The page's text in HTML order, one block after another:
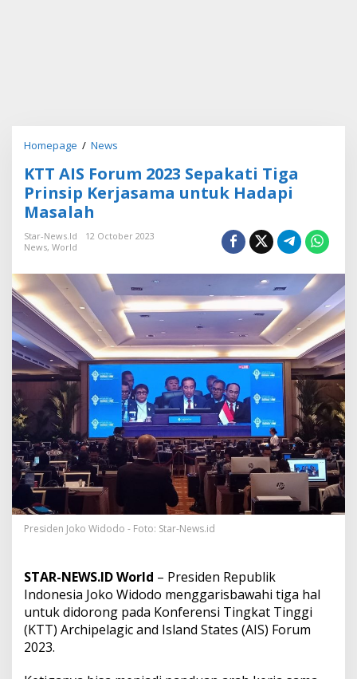
Homepage / News
T
A
I
F
u
2
0
2
3
S
e
p
a
k
a
t
g
a
P
n
s
p
K
KTT AIS Forum 2023 Sepakati Tiga
Prinsip Kerjasama untuk Hadapi
Masalah
Star-News.id
12 October 2023
News, World
Presiden Joko Widodo - Foto: Star-News.id
STAR-NEWS.ID World – Presiden Republik
Indonesia Joko Widodo menggarisbawahi tiga hal
untuk didorong pada Konferensi Tingkat Tinggi
(KTT) Archipelagic and Island States (AIS) Forum
2023.